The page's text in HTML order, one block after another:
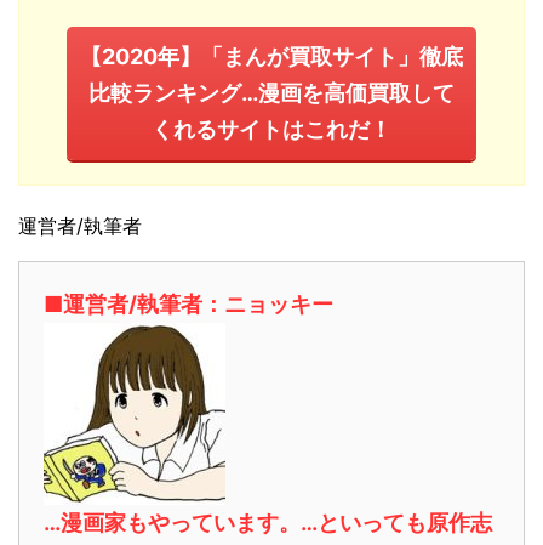
【2020年】「まんが買取サイト」徹底
比較ランキング…漫画を高価買取して
くれるサイトはこれだ！
運営者/執筆者
■運営者/執筆者：ニョッキー
…漫画家もやっています。…といっても原作志